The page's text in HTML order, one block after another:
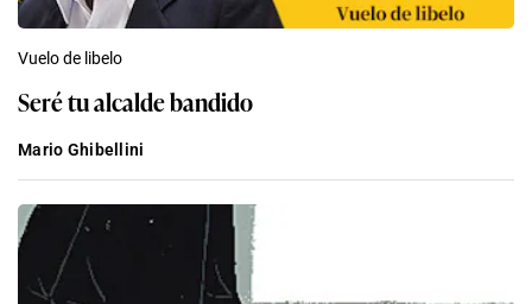
Vuelo de libelo
Seré tu alcalde bandido
Mario Ghibellini